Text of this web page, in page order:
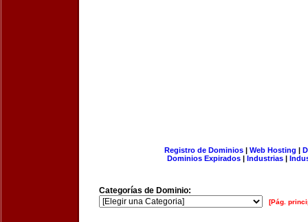
Registro de Dominios| Web Hosting |
Dominios Expirados | Industrias |
Categorías de Dominio:
[Pág.